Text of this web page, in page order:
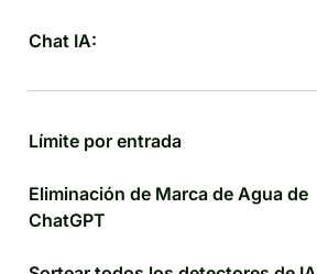
Chat IA:
Límite por entrada
Eliminación de Marca de Agua de
ChatGPT